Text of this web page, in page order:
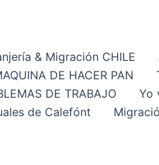
& Migración CHILE
DE HACER PAN
DE TRABAJO
Yo
de Calefónt